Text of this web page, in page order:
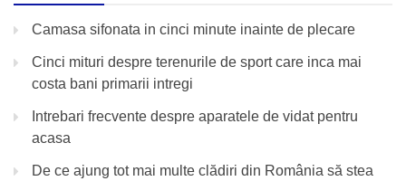
Camasa sifonata in cinci minute inainte de plecare
Cinci mituri despre terenurile de sport care inca mai
costa bani primarii intregi
Intrebari frecvente despre aparatele de vidat pentru
acasa
De ce ajung tot mai multe clădiri din România să stea